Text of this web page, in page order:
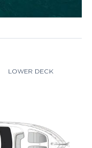
LOWER DECK